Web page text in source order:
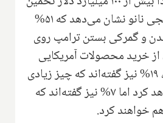
زده می‌شود. نظرسنجی نانو نشان می‌دهد که ۵۱%
و گمرکی بستن ترامپ روی
خرید محصولات آمریکایی
اجتناب خواهند کرد، ۱۹% نیز گفته‌اند که چیز زیادی
برای آنها تغییر نخواهد کرد اما ۷% نیز گفته‌اند که
خواهند کرد.